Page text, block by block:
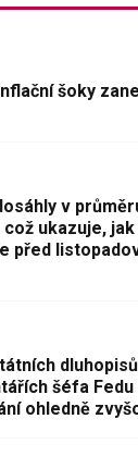
šoky
v
ukazuje,
před
šéfa Fedu
ohledně